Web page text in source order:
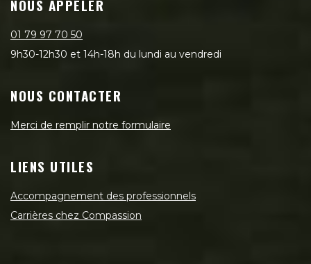
NOUS APPELER
01 79 97 70 50
9h30-12h30 et 14h-18h du lundi au vendredi
NOUS CONTACTER
Merci de remplir notre formulaire
LIENS UTILES
Accompagnement des professionnels
Carrières chez Compassion